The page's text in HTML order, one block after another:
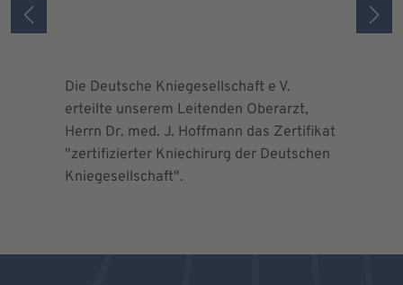
Die Deutsche Kniegesellschaft e V.
erteilte unserem Leitenden Oberarzt,
Herrn Dr. med. J. Hoffmann das Zertifikat
"zertifizierter Kniechirurg der Deutschen
Kniegesellschaft".